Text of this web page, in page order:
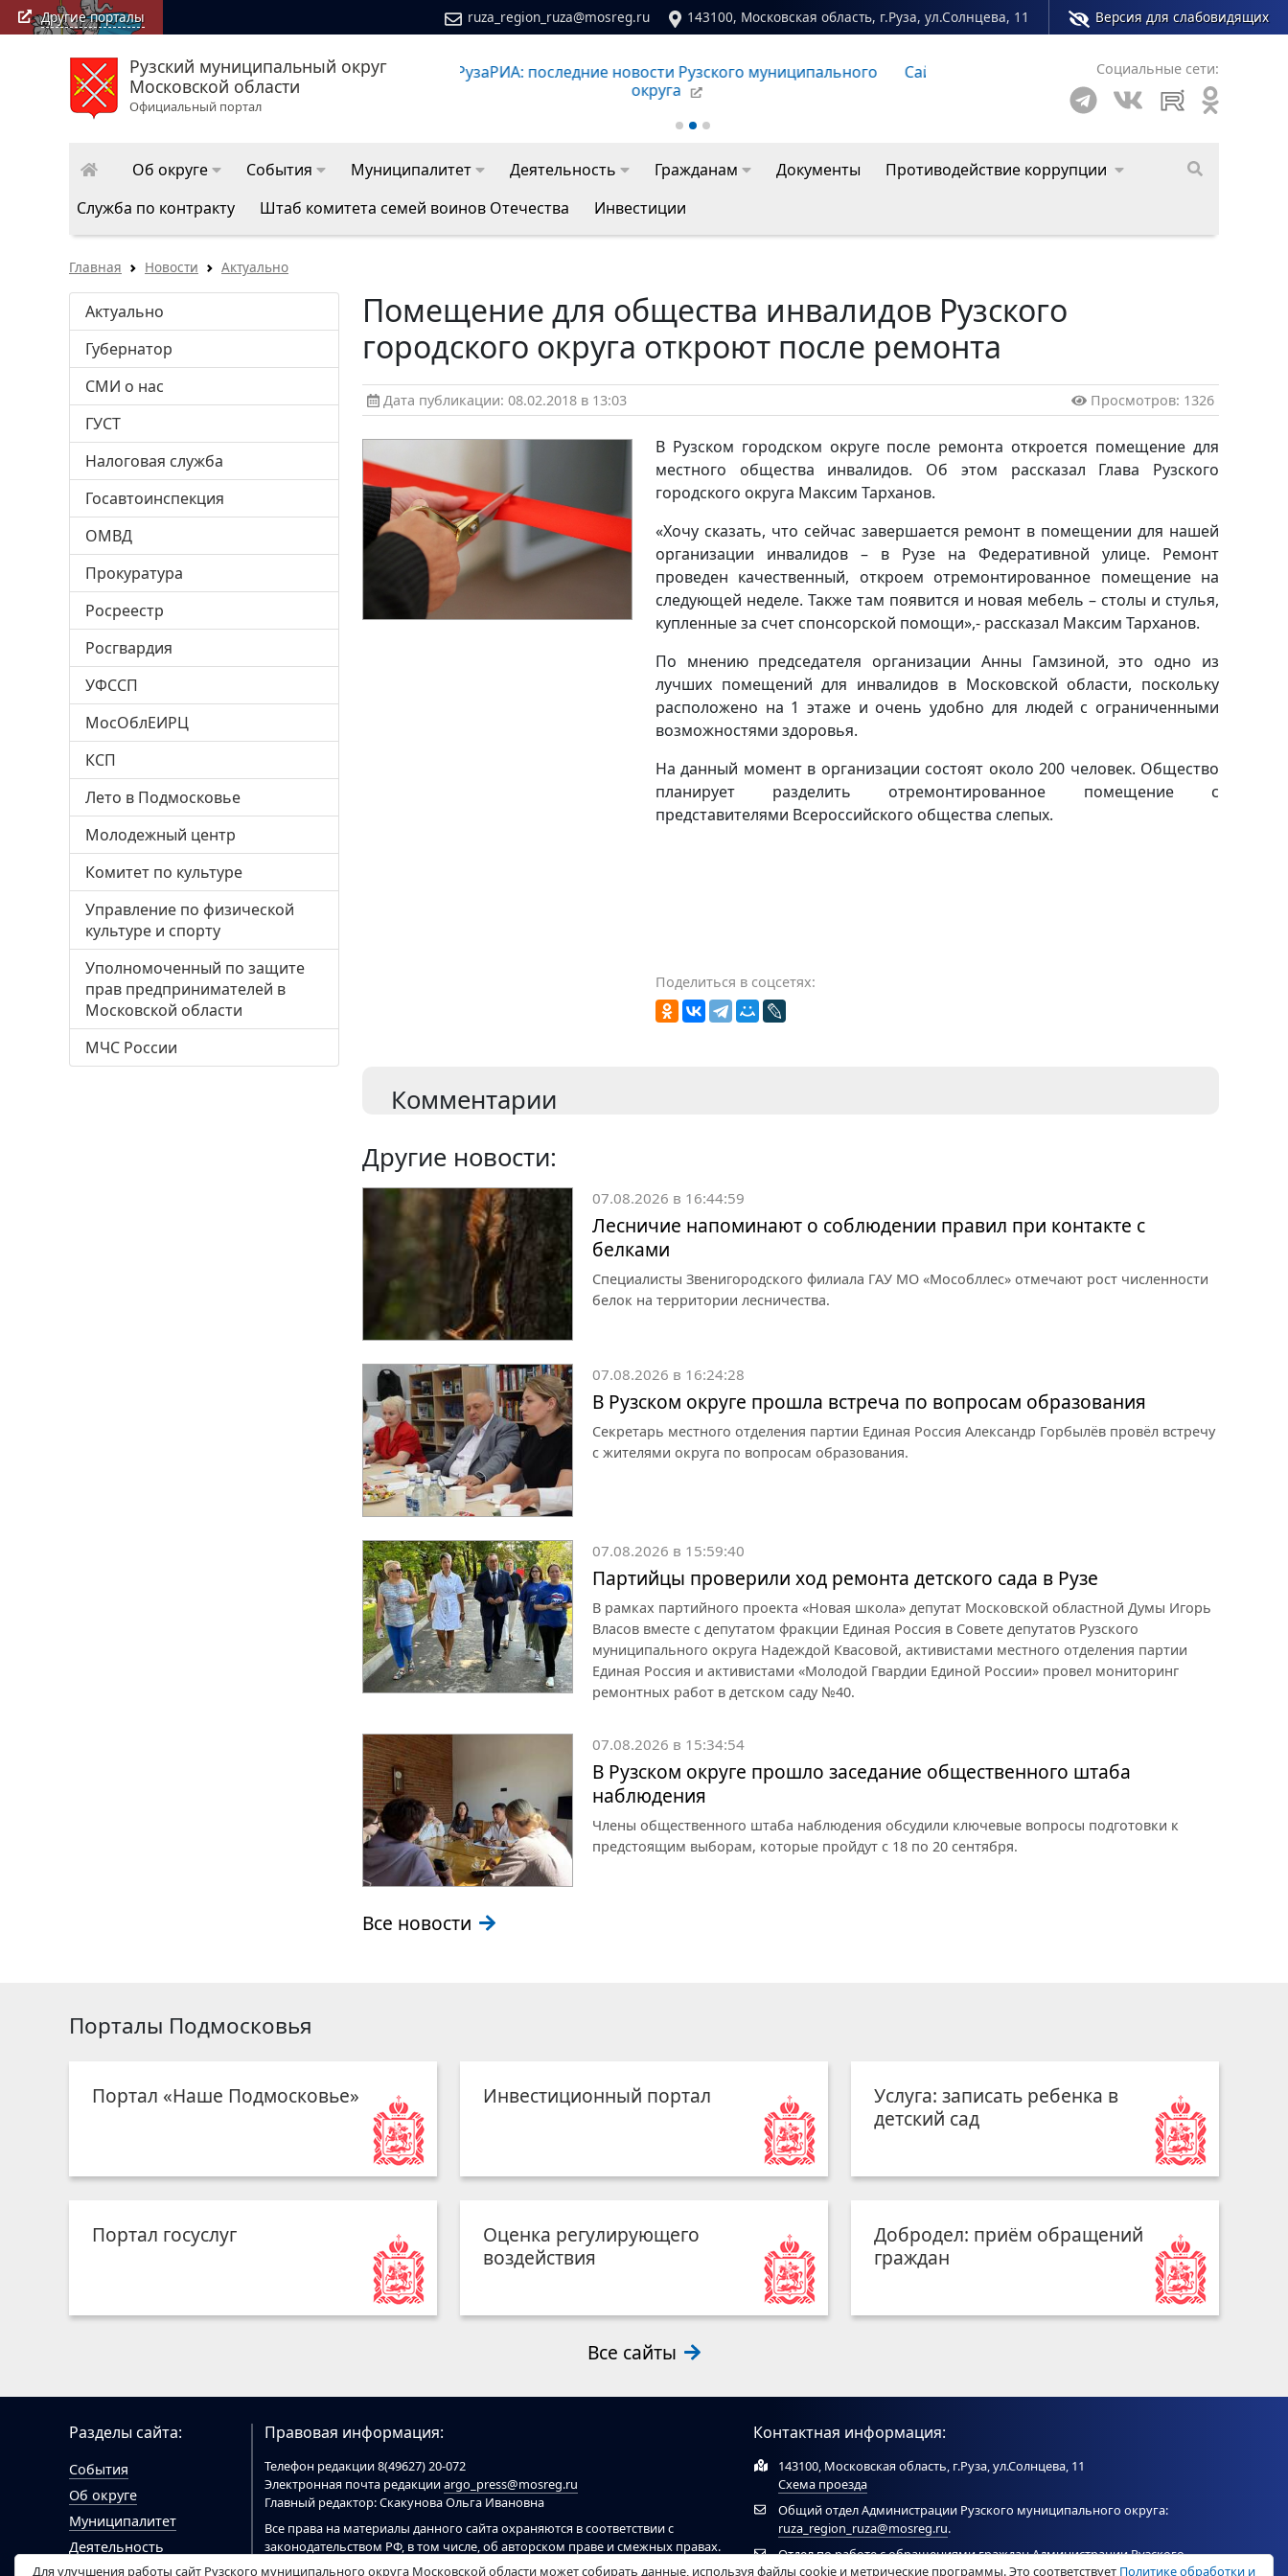
Другие порталы ruza_region_ruza@mosreg.ru 143100, Московская область, г.Руза, ул.Солнцева, 11 Версия для слабовидящих
Рузский муниципальный округ
Московской области
Официальный портал
Сайт молодежного центра Рузского муниципального округа Социальные сети:
Об округе События Муниципалитет Деятельность Гражданам Документы
Противодействие коррупции
Служба по контракту
Штаб комитета семей воинов Отечества Инвестиции
Главная Новости Актуально
Актуально
Губернатор
СМИ о нас
ГУСТ
Налоговая служба
Госавтоинспекция
ОМВД
Прокуратура
Росреестр
Росгвардия
УФССП
МосОблЕИРЦ
КСП
Лето в Подмосковье
Молодежный центр
Комитет по культуре
Управление по физической
культуре и спорту
Уполномоченный по защите
прав предпринимателей в
Московской области
МЧС России
Помещение для общества инвалидов Рузского
городского округа откроют после ремонта
Дата публикации: 08.02.2018 в 13:03 Просмотров: 1326
В Рузском городском округе после ремонта откроется помещение для
местного общества инвалидов. Об этом рассказал Глава Рузского
городского округа Максим Тарханов.
«Хочу сказать, что сейчас завершается ремонт в помещении для нашей
организации инвалидов – в Рузе на Федеративной улице. Ремонт
проведен качественный, откроем отремонтированное помещение на
следующей неделе. Также там появится и новая мебель – столы и стулья,
купленные за счет спонсорской помощи»,- рассказал Максим Тарханов.
По мнению председателя организации Анны Гамзиной, это одно из
лучших помещений для инвалидов в Московской области, поскольку
расположено на 1 этаже и очень удобно для людей с ограниченными
возможностями здоровья.
На данный момент в организации состоят около 200 человек. Общество
планирует разделить отремонтированное помещение с
представителями Всероссийского общества слепых.
Поделиться в соцсетях:
Комментарии
Другие новости:
07.08.2026 в 16:44:59
Лесничие напоминают о соблюдении правил при контакте с
белками
Специалисты Звенигородского филиала ГАУ МО «Мособллес» отмечают рост численности
белок на территории лесничества.
07.08.2026 в 16:24:28
В Рузском округе прошла встреча по вопросам образования
Секретарь местного отделения партии Единая Россия Александр Горбылёв провёл встречу
с жителями округа по вопросам образования.
07.08.2026 в 15:59:40
Партийцы проверили ход ремонта детского сада в Рузе
В рамках партийного проекта «Новая школа» депутат Московской областной Думы Игорь
Власов вместе с депутатом фракции Единая Россия в Совете депутатов Рузского
муниципального округа Надеждой Квасовой, активистами местного отделения партии
Единая Россия и активистами «Молодой Гвардии Единой России» провел мониторинг
ремонтных работ в детском саду №40.
07.08.2026 в 15:34:54
В Рузском округе прошло заседание общественного штаба
наблюдения
Члены общественного штаба наблюдения обсудили ключевые вопросы подготовки к
предстоящим выборам, которые пройдут с 18 по 20 сентября.
Все новости
Порталы Подмосковья
Портал «Наше Подмосковье» Инвестиционный портал
Услуга: записать ребенка в
детский сад
Портал госуслуг
Оценка регулирующего
воздействия
Добродел: приём обращений
граждан
Все сайты
Разделы сайта:
События
Об округе
Муниципалитет
Деятельность
Правовая информация:
Телефон редакции 8(49627) 20-072
Электронная почта редакцииargo_press@mosreg.ru
Главный редактор: Скакунова Ольга Ивановна
Все права на материалы данного сайта охраняются в соответствии с
законодательством РФ, в том числе, об авторском праве и смежных правах.
При цитировании материалов обязательна ссылка на сайт
Контактная информация:
143100, Московская область, г.Руза, ул.Солнцева, 11
Схема проезда
Общий отдел Администрации Рузского муниципального округа:
ruza_region_ruza@mosreg.ru.
Отдел по работе с обращениями граждан Администрации Рузского
муниципального округа: ruza_og_argo@mosreg.ru.
Для улучшения работы сайт Рузского муниципального округа Московской области может собирать данные, используя файлы cookie и метрические программы. Это соответствует Политике обработки и